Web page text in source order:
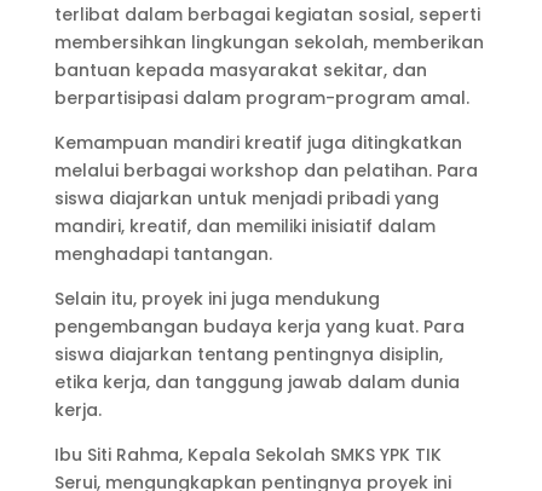
terlibat dalam berbagai kegiatan sosial, seperti
membersihkan lingkungan sekolah, memberikan
bantuan kepada masyarakat sekitar, dan
berpartisipasi dalam program-program amal.
Kemampuan mandiri kreatif juga ditingkatkan
melalui berbagai workshop dan pelatihan. Para
siswa diajarkan untuk menjadi pribadi yang
mandiri, kreatif, dan memiliki inisiatif dalam
menghadapi tantangan.
Selain itu, proyek ini juga mendukung
pengembangan budaya kerja yang kuat. Para
siswa diajarkan tentang pentingnya disiplin,
etika kerja, dan tanggung jawab dalam dunia
kerja.
Ibu Siti Rahma, Kepala Sekolah SMKS YPK TIK
Serui, mengungkapkan pentingnya proyek ini